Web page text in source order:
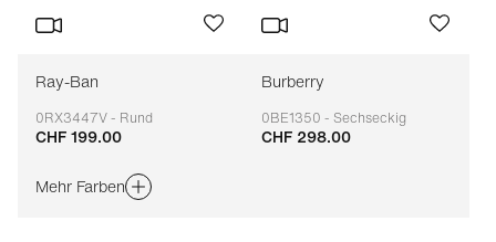
Ray-Ban
0RX3447V - Rund
Anpassbar
CHF 199.00
Mehr Farben
Burberry
0BE1350 - Sechseckig
Anpassbar
CHF 298.00